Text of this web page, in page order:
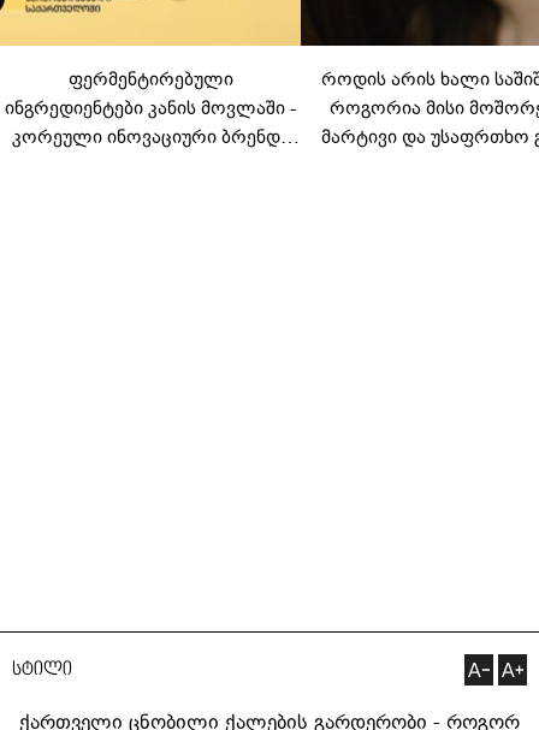
ფერმენტირებული
ინგრედიენტები კანის მოვლაში -
კორეული ინოვაციური ბრენდი
როდის არის ხალი
როგორია მისი
მარტივი და უსაფრთხო
სტილი
ქართველი ცნობილი ქალების გარდერობი - როგორ